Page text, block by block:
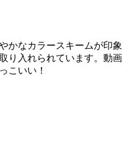
かなカラースキームが印象
り入れられています。動画
こいい！